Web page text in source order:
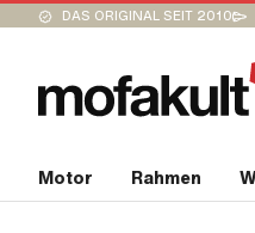
DAS ORIGINAL SEIT 2010
Motor Rahmen